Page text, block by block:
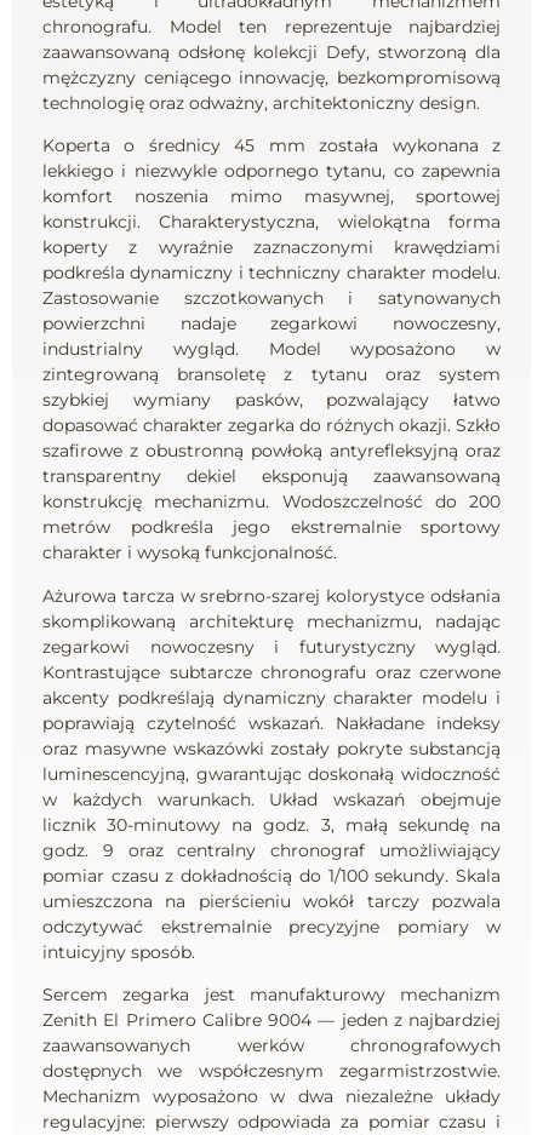
chronografu. Model ten reprezentuje najbardziej
zaawansowaną odsłonę kolekcji Defy, stworzoną dla
mężczyzny ceniącego innowację, bezkompromisową
technologię oraz odważny, architektoniczny design.
Koperta o średnicy 45 mm została wykonana z
lekkiego i niezwykle odpornego tytanu, co zapewnia
komfort noszenia mimo masywnej, sportowej
konstrukcji. Charakterystyczna, wielokątna forma
koperty z wyraźnie zaznaczonymi krawędziami
podkreśla dynamiczny i techniczny charakter modelu.
Zastosowanie szczotkowanych i satynowanych
powierzchni nadaje zegarkowi nowoczesny,
industrialny wygląd. Model wyposażono w
zintegrowaną bransoletę z tytanu oraz system
szybkiej wymiany pasków, pozwalający łatwo
dopasować charakter zegarka do różnych okazji. Szkło
szafirowe z obustronną powłoką antyrefleksyjną oraz
transparentny dekiel eksponują zaawansowaną
konstrukcję mechanizmu. Wodoszczelność do 200
metrów podkreśla jego ekstremalnie sportowy
charakter i wysoką funkcjonalność.
Ażurowa tarcza w srebrno-szarej kolorystyce odsłania
skomplikowaną architekturę mechanizmu, nadając
zegarkowi nowoczesny i futurystyczny wygląd.
Kontrastujące subtarcze chronografu oraz czerwone
akcenty podkreślają dynamiczny charakter modelu i
poprawiają czytelność wskazań. Nakładane indeksy
oraz masywne wskazówki zostały pokryte substancją
luminescencyjną, gwarantując doskonałą widoczność
w każdych warunkach. Układ wskazań obejmuje
licznik 30-minutowy na godz. 3, małą sekundę na
godz. 9 oraz centralny chronograf umożliwiający
pomiar czasu z dokładnością do 1/100 sekundy. Skala
umieszczona na pierścieniu wokół tarczy pozwala
odczytywać ekstremalnie precyzyjne pomiary w
intuicyjny sposób.
Sercem zegarka jest manufakturowy mechanizm
Zenith El Primero Calibre 9004 — jeden z najbardziej
zaawansowanych werków chronografowych
dostępnych we współczesnym zegarmistrzostwie.
Mechanizm wyposażono w dwa niezależne układy
regulacyjne: pierwszy odpowiada za pomiar czasu i